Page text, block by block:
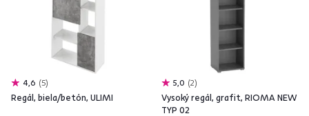
4,6 5
Regál, biela/betón, ULIMI
5,0 2
Vysoký regál, grafit, RIOMA NEW
TYP 02